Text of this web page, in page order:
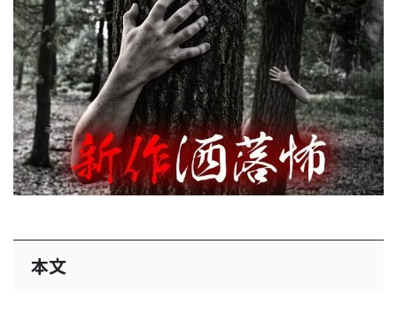
本文